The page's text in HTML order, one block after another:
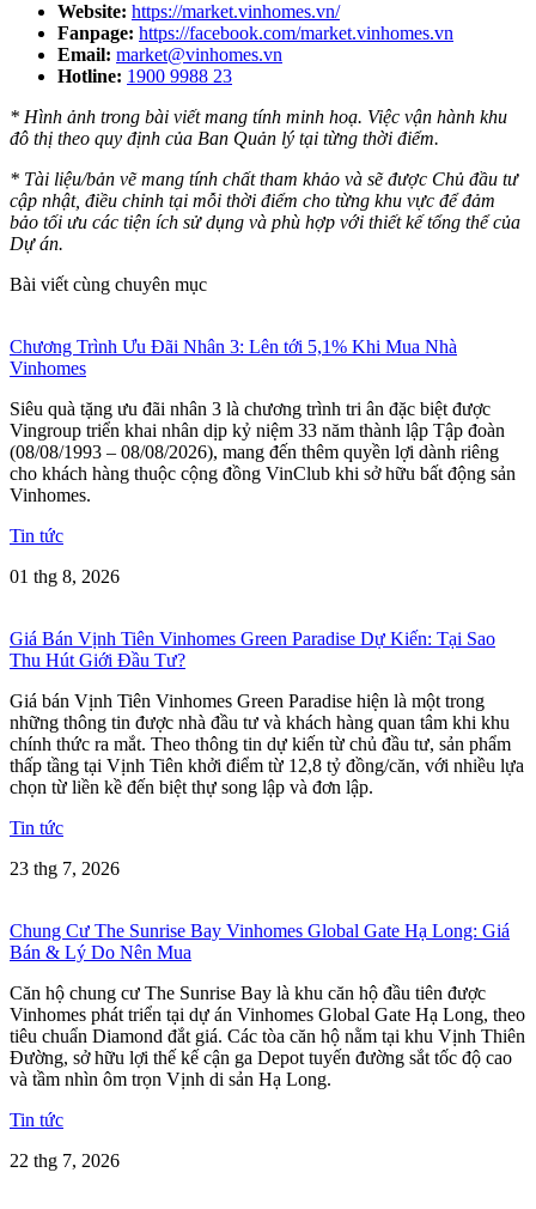
Website: https://market.vinhomes.vn/
Fanpage: https://facebook.com/market.vinhomes.vn
Email: market@vinhomes.vn
Hotline: 1900 9988 23
* Hình ảnh trong bài viết mang tính minh hoạ. Việc vận hành khu
đô thị theo quy định của Ban Quản lý tại từng thời điểm.
* Tài liệu/bản vẽ mang tính chất tham khảo và sẽ được Chủ đầu tư
cập nhật, điều chỉnh tại mỗi thời điểm cho từng khu vực để đảm
bảo tối ưu các tiện ích sử dụng và phù hợp với thiết kế tổng thể của
Dự án.
Bài viết cùng chuyên mục
Chương Trình Ưu Đãi Nhân 3: Lên tới 5,1% Khi Mua Nhà
Vinhomes
Siêu quà tặng ưu đãi nhân 3 là chương trình tri ân đặc biệt được
Vingroup triển khai nhân dịp kỷ niệm 33 năm thành lập Tập đoàn
(08/08/1993 – 08/08/2026), mang đến thêm quyền lợi dành riêng
cho khách hàng thuộc cộng đồng VinClub khi sở hữu bất động sản
Vinhomes.
Tin tức
01 thg 8, 2026
Giá Bán Vịnh Tiên Vinhomes Green Paradise Dự Kiến: Tại Sao
Thu Hút Giới Đầu Tư?
Giá bán Vịnh Tiên Vinhomes Green Paradise hiện là một trong
những thông tin được nhà đầu tư và khách hàng quan tâm khi khu
chính thức ra mắt. Theo thông tin dự kiến từ chủ đầu tư, sản phẩm
thấp tầng tại Vịnh Tiên khởi điểm từ 12,8 tỷ đồng/căn, với nhiều lựa
chọn từ liền kề đến biệt thự song lập và đơn lập.
Tin tức
23 thg 7, 2026
Chung Cư The Sunrise Bay Vinhomes Global Gate Hạ Long: Giá
Bán & Lý Do Nên Mua
Căn hộ chung cư The Sunrise Bay là khu căn hộ đầu tiên được
Vinhomes phát triển tại dự án Vinhomes Global Gate Hạ Long, theo
tiêu chuẩn Diamond đắt giá. Các tòa căn hộ nằm tại khu Vịnh Thiên
Đường, sở hữu lợi thế kế cận ga Depot tuyến đường sắt tốc độ cao
và tầm nhìn ôm trọn Vịnh di sản Hạ Long.
Tin tức
22 thg 7, 2026